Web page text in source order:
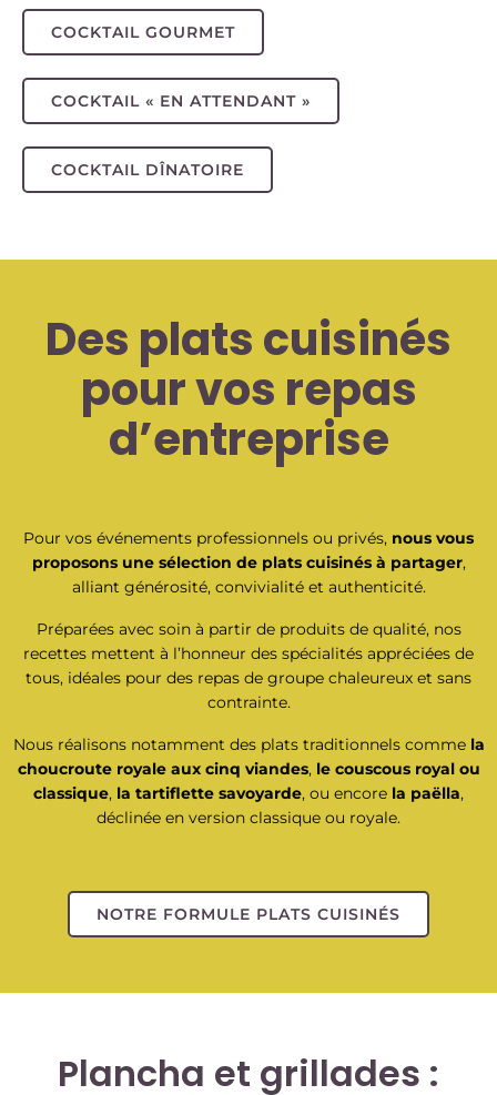
COCKTAIL GOURMET
COCKTAIL « EN ATTENDANT »
COCKTAIL DÎNATOIRE
Des plats cuisinés
pour vos repas
d’entreprise
Pour vos événements professionnels ou privés, nous vous
proposons une sélection de plats cuisinés à partager,
alliant générosité, convivialité et authenticité.
Préparées avec soin à partir de produits de qualité, nos
recettes mettent à l’honneur des spécialités appréciées de
tous, idéales pour des repas de groupe chaleureux et sans
contrainte.
Nous réalisons notamment des plats traditionnels comme la
choucroute royale aux cinq viandes, le couscous royal ou
classique, la tartiflette savoyarde, ou encore la paëlla,
déclinée en version classique ou royale.
NOTRE FORMULE PLATS CUISINÉS
Plancha et grillades :